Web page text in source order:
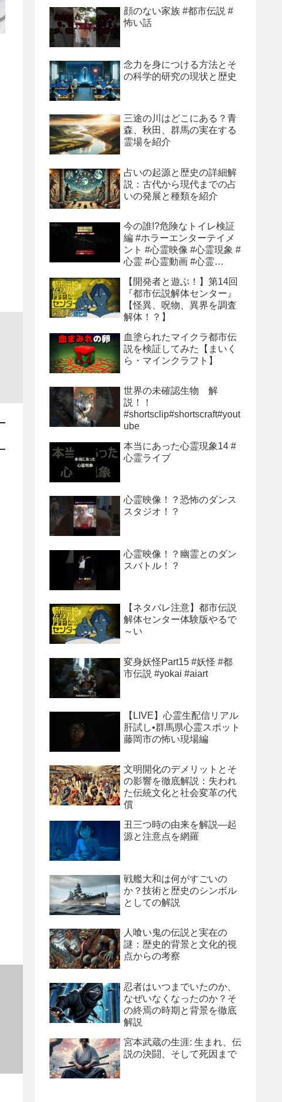
顔のない家族 #都市伝説 #
怖い話
念力を身につける方法とそ
の科学的研究の現状と歴史
三途の川はどこにある？青
森、秋田、群馬の実在する
霊場を紹介
占いの起源と歴史の詳細解
説：古代から現代までの占
いの発展と種類を紹介
今の誰!?危険なトイレ検証
編 #ホラーエンターテイメ
ント #心霊映像 #心霊現象 #
心霊 #心霊動画 #心霊
【開発者と遊ぶ！】第14回
『都市伝説解体センター』
【怪異、呪物、異界を調査
解体！？】
血塗られたマイクラ都市伝
説を検証してみた【まいく
ら・マインクラフト】
世界の未確認生物 解
説！！
#shortsclip#shortscraft#yout
ube
本当にあった心霊現象14 #
心霊ライブ
心霊映像！？恐怖のダンス
スタジオ！？
心霊映像！？幽霊とのダン
スバトル！？
【ネタバレ注意】都市伝説
解体センター体験版やるで
～い
変身妖怪Part15 #妖怪 #都
市伝説 #yokai #aiart
【LIVE】心霊生配信リアル
肝試し•群馬県心霊スポット
藤岡市の怖い現場編
文明開化のデメリットとそ
の影響を徹底解説：失われ
た伝統文化と社会変革の代
償
丑三つ時の由来を解説―起
源と注意点を網羅
戦艦大和は何がすごいの
か？技術と歴史のシンボル
としての解説
人喰い鬼の伝説と実在の
謎：歴史的背景と文化的視
点からの考察
忍者はいつまでいたのか、
なぜいなくなったのか？そ
の終焉の時期と背景を徹底
解説
宮本武蔵の生涯: 生まれ、伝
説の決闘、そして死因まで